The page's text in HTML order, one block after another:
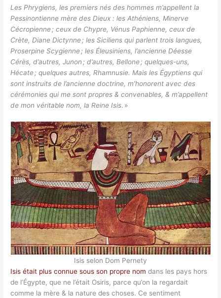
Les Phrygiens, les premiers nés des hommes m’appellent la
Pessinontienne mère des Dieux : les Athéniens, Minerve
Cécropienne ; ceux de Chypre, Vénus Paphienne, ceux de
Crète, Diane Dictynne ; les Siciliens qui parlent trois langues,
Proserpine Scygienne ; les Éleusiniens, l’ancienne Déesse
Cérès, d’autres, Junon ; d’autres, Bellone ; quelques-uns,
Hécate ; quelques autres, Rhamnusie. Mais les Égyptiens qui
sont instruits de l’ancienne doctrine, m’honorent avec des
cérémonies qui me sont propres & convenables, & m’appellent
de mon véritable nom, la Reine Isis. »
Isis selon Dom Pernety
Isis était plus connue sous son propre nom dans les pays hors
de l’Égypte, que ne l’était Osiris, parce qu’on la regardait
comme la mère & la nature des choses. Ce sentiment